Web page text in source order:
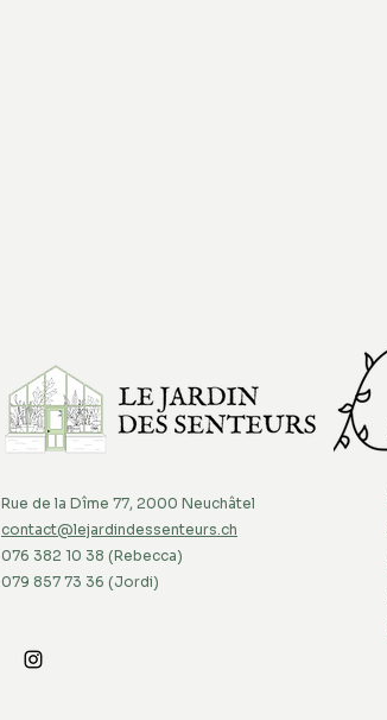
Rue de la Dîme 77, 2000 Neuchâtel
contact@lejardindessenteurs.ch
076 382 10 38 (Rebecca)
079 857 73 36 (Jordi)